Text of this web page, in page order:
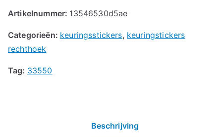
Artikelnummer: 13546530d5ae
Categorieën: keuringsstickers, keuringstickers
rechthoek
Tag: 33550
Beschrijving